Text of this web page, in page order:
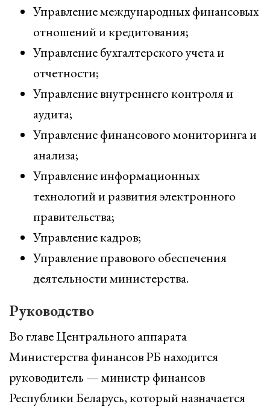
Управление международных финансовых
отношений и кредитования;
Управление бухгалтерского учета и
отчетности;
Управление внутреннего контроля и
аудита;
Управление финансового мониторинга и
анализа;
Управление информационных
технологий и развития электронного
правительства;
Управление кадров;
Управление правового обеспечения
деятельности министерства.
Руководство
Во главе Центрального аппарата
Министерства финансов РБ находится
руководитель — министр финансов
Республики Беларусь, который назначается